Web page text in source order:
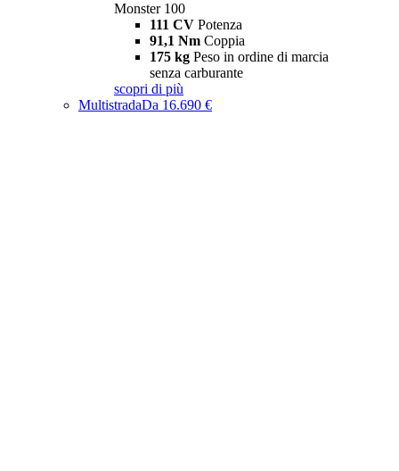
Monster 100
111 CV Potenza
91,1 Nm Coppia
175 kg Peso in ordine di marcia
senza carburante
scopri di più
MultistradaDa 16.690 €